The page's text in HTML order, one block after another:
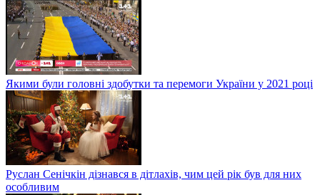
Якими були головні здобутки та перемоги України у 2021 році
Руслан Сенічкін дізнався в дітлахів, чим цей рік був для них
особливим